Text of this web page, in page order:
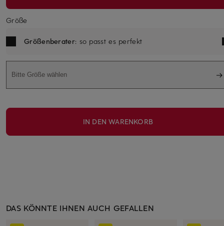
Größe
Größenberater: so passt es perfekt
Bitte Größe wählen
IN DEN WARENKORB
DAS KÖNNTE IHNEN AUCH GEFALLEN